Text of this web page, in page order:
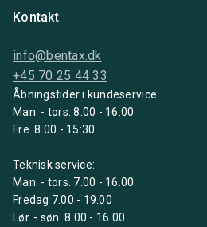
Kontakt
info@bentax.dk
+45 70 25 44 33
Åbningstider i kundeservice:
Man. - tors. 8.00 - 16.00
Fre. 8.00 - 15:30
Teknisk service:
Man. - tors. 7.00 - 16.00
Fredag 7.00 - 19.00
Lør. - søn. 8.00 - 16.00